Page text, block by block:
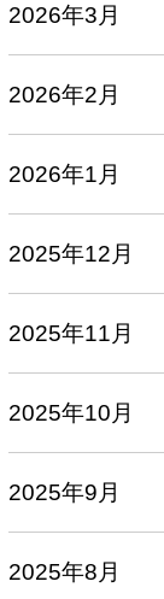
2026年3月
2026年2月
2026年1月
2025年12月
2025年11月
2025年10月
2025年9月
2025年8月